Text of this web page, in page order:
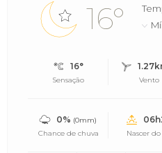
16°
16°
Sensação Vento
0% (0mm)
Chance de chuva
Nascer do